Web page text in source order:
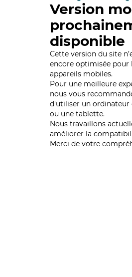
Version
disponible
Cette version du site
encore optimisée pour
appareils mobiles.
Pour une meilleure
nous vous
d'utiliser un ordinateur
ou une tablette.
Nous travaillons
améliorer la
Merci de votre